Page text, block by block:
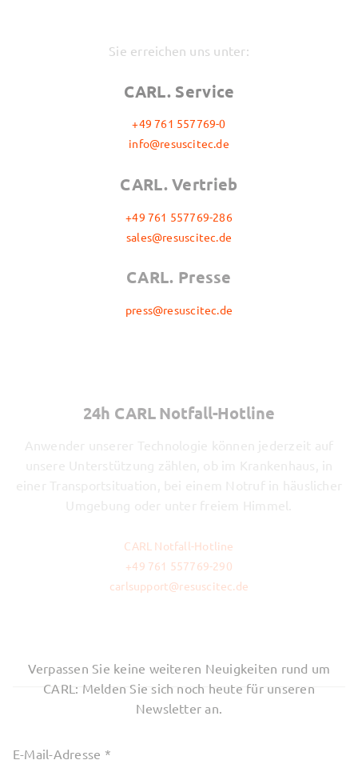
Sie erreichen uns unter:
CARL. Service
+49 761 557769-0
info@resuscitec.de
CARL. Vertrieb
+49 761 557769-286
sales@resuscitec.de
CARL. Presse
press@resuscitec.de
24h CARL Notfall-Hotline
Anwender unserer Technologie können jederzeit auf
unsere Unterstützung zählen, ob im Krankenhaus, in
einer Transportsituation, bei einem Notruf in häuslicher
Umgebung oder unter freiem Himmel.
CARL Notfall-Hotline
+49 761 557769-290
carlsupport@resuscitec.de
Verpassen Sie keine weiteren Neuigkeiten rund um
CARL: Melden Sie sich noch heute für unseren
Newsletter an.